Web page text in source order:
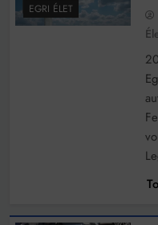
Az öregség nem csak ránc?
Az ördög még mindig
Móricz Zsigmond: falusi
Mindenki a világot akarja
Bitumenes lapostetők: a
EGRI ÉLET